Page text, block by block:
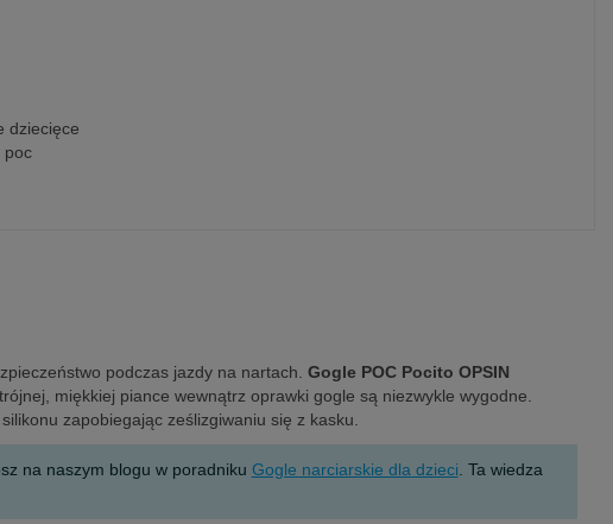
dziecięce
poc
podczas jazdy na nartach. Gogle POC Pocito OPSIN
miękkiej piance wewnątrz oprawki gogle są niezwykle wygodne.
zapobiegając ześlizgiwaniu się z kasku.
na naszym blogu w poradniku Gogle narciarskie dla dzieci. Ta wiedza